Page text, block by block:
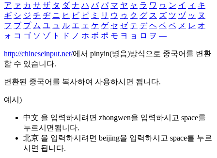
ア ァ カ サ ザ タ ダ ナ ハ バ パ マ ヤ ャ ラ ワ ヮ ン イ ィ キ
ギ シ ジ チ ヂ ニ ヒ ビ ピ ミ リ ウ ゥ ク グ ス ズ ツ ヅ ッ ヌ
フ ブ プ ム ユ ュ ル エ ェ ケ ゲ セ ゼ テ デ ヘ ベ ペ メ レ オ
ォ コ ゴ ソ ゾ ト ド ノ ホ ボ ポ モ ヨ ョ ロ ヲ ―
http://chineseinput.net/에서 pinyin(병음)방식으로 중국어를 변환
할 수 있습니다.
변환된 중국어를 복사하여 사용하시면 됩니다.
예시)
中文 을 입력하시려면 zhongwen을 입력하시고 space를
누르시면됩니다.
北京 을 입력하시려면 beijing을 입력하시고 space를 누르
시면 됩니다.